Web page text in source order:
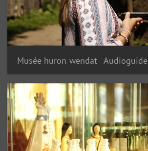
Musée huron-wendat - Audioguide